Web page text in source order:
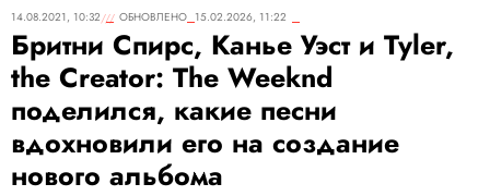
14.08.2021, 10:32
ОБНОВЛЕНО 15.02.2026, 11:22
Бритни Спирс, Канье Уэст и Tyler,
the Creator: The Weeknd
поделился, какие песни
вдохновили его на создание
нового альбома